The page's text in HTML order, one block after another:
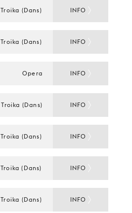
Troika (Dans) INFO
Troika (Dans) INFO
Opera INFO
Troika (Dans) INFO
Troika (Dans) INFO
Troika (Dans) INFO
Troika (Dans) INFO